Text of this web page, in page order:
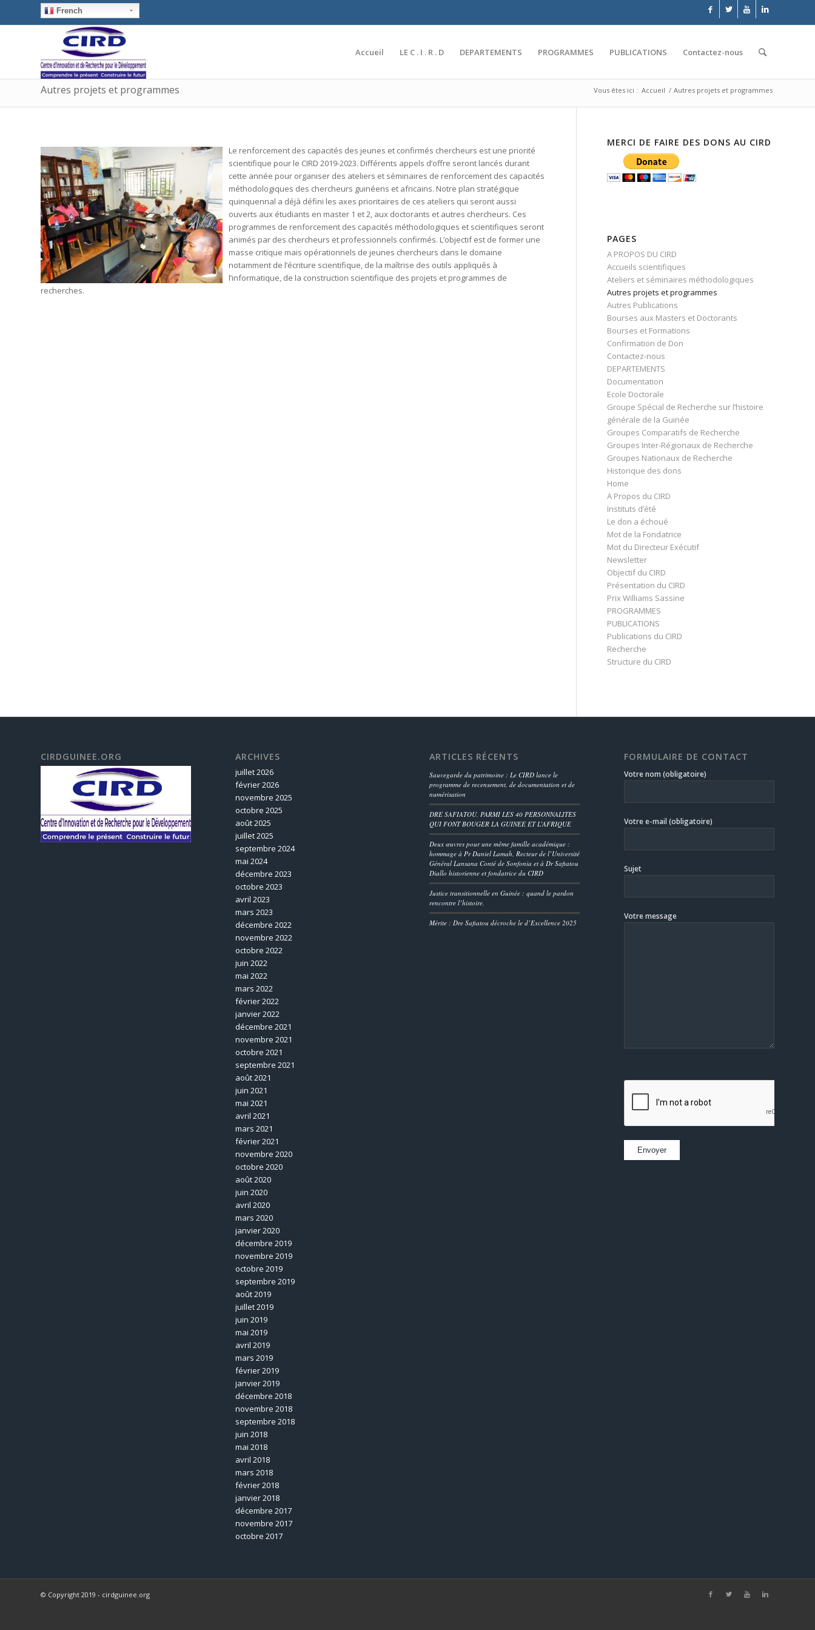
French
Accueil LE C . I . R . D DEPARTEMENTS PROGRAMMES PUBLICATIONS Contactez-nous
Autres projets et programmes Vous êtes ici : Accueil / Autres projets et programmes
Le renforcement des capacités des jeunes et confirmés chercheurs est une priorité
scientifique pour le CIRD 2019-2023. Différents appels d’offre seront lancés durant
cette année pour organiser des ateliers et séminaires de renforcement des capacités
méthodologiques des chercheurs guinéens et africains. Notre plan stratégique
quinquennal a déjà défini les axes prioritaires de ces ateliers qui seront aussi
ouverts aux étudiants en master 1 et 2, aux doctorants et autres chercheurs. Ces
programmes de renforcement des capacités méthodologiques et scientifiques seront
animés par des chercheurs et professionnels confirmés. L’objectif est de former une
masse critique mais opérationnels de jeunes chercheurs dans le domaine
notamment de l’écriture scientifique, de la maîtrise des outils appliqués à
l’informatique, de la construction scientifique des projets et programmes de
recherches.
MERCI DE FAIRE DES DONS AU CIRD
PAGES
A PROPOS DU CIRD
Accueils scientifiques
Ateliers et séminaires méthodologiques
Autres projets et programmes
Autres Publications
Bourses aux Masters et Doctorants
Bourses et Formations
Confirmation de Don
Contactez-nous
DEPARTEMENTS
Documentation
Ecole Doctorale
Groupe Spécial de Recherche sur l’histoire
générale de la Guinée
Groupes Comparatifs de Recherche
Groupes Inter-Régionaux de Recherche
Groupes Nationaux de Recherche
Historique des dons
Home
A Propos du CIRD
Instituts d’été
Le don a échoué
Mot de la Fondatrice
Mot du Directeur Exécutif
Newsletter
Objectif du CIRD
Présentation du CIRD
Prix Williams Sassine
PROGRAMMES
PUBLICATIONS
Publications du CIRD
Recherche
Structure du CIRD
CIRDGUINEE.ORG ARCHIVES
juillet 2026
février 2026
novembre 2025
octobre 2025
août 2025
juillet 2025
septembre 2024
mai 2024
décembre 2023
octobre 2023
avril 2023
mars 2023
décembre 2022
novembre 2022
octobre 2022
juin 2022
mai 2022
mars 2022
février 2022
janvier 2022
décembre 2021
novembre 2021
octobre 2021
septembre 2021
août 2021
juin 2021
mai 2021
avril 2021
mars 2021
février 2021
novembre 2020
octobre 2020
août 2020
juin 2020
avril 2020
mars 2020
janvier 2020
décembre 2019
novembre 2019
octobre 2019
septembre 2019
août 2019
juillet 2019
juin 2019
mai 2019
avril 2019
mars 2019
février 2019
janvier 2019
décembre 2018
novembre 2018
septembre 2018
juin 2018
mai 2018
avril 2018
mars 2018
février 2018
janvier 2018
décembre 2017
novembre 2017
octobre 2017
ARTICLES RÉCENTS
Sauvegarde du patrimoine : Le CIRD lance le
programme de recensement, de documentation et de
numérisation
DRE SAFIATOU, PARMI LES 40 PERSONNALITES
QUI FONT BOUGER LA GUINEE ET L’AFRIQUE
Deux œuvres pour une même famille académique :
hommage à Pr Daniel Lamah, Recteur de l’Université
Général Lansana Conté de Sonfonia et à Dr Safiatou
Diallo historienne et fondatrice du CIRD
Justice transitionnelle en Guinée : quand le pardon
rencontre l’histoire.
Mérite : Dre Safiatou décroche le d’Excellence 2025
FORMULAIRE DE CONTACT
Votre nom (obligatoire)
Votre e-mail (obligatoire)
Sujet
Votre message
© Copyright 2019 - cirdguinee.org